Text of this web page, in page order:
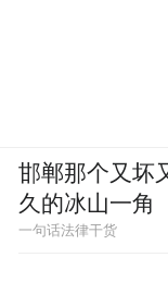
邯郸那个又坏
久的冰山一角
一句话法律干货